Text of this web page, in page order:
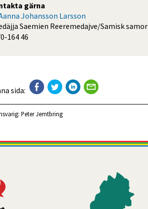
gärna
Johansson Larsson
Saemien Reeremedajve/Samisk
164 46
sida:
Peter Jemtbring